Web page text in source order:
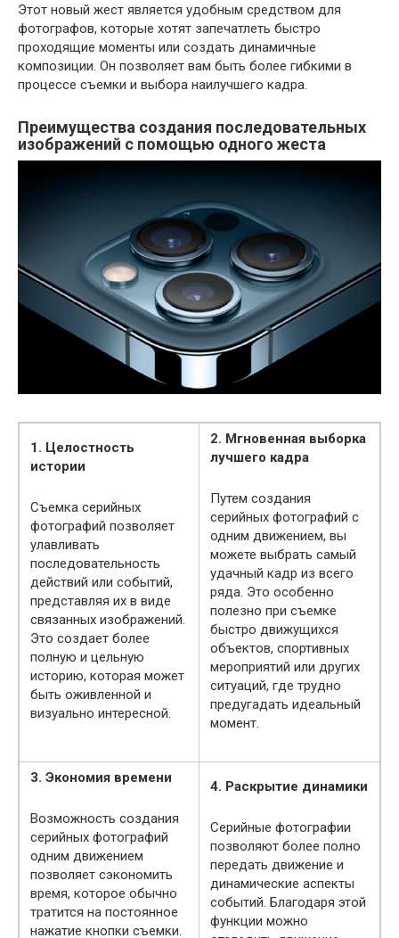
Этот новый жест является удобным средством для
фотографов, которые хотят запечатлеть быстро
проходящие моменты или создать динамичные
композиции. Он позволяет вам быть более гибкими в
процессе съемки и выбора наилучшего кадра.
Преимущества создания последовательных
изображений с помощью одного жеста
1. Целостность
истории
Съемка серийных
фотографий позволяет
улавливать
последовательность
действий или событий,
представляя их в виде
связанных изображений.
Это создает более
полную и цельную
историю, которая может
быть оживленной и
визуально интересной.
2. Мгновенная выборка
лучшего кадра
Путем создания
серийных фотографий с
одним движением, вы
можете выбрать самый
удачный кадр из всего
ряда. Это особенно
полезно при съемке
быстро движущихся
объектов, спортивных
мероприятий или других
ситуаций, где трудно
предугадать идеальный
момент.
3. Экономия времени
Возможность создания
серийных фотографий
одним движением
позволяет сэкономить
время, которое обычно
тратится на постоянное
нажатие кнопки съемки.
4. Раскрытие динамики
Серийные фотографии
позволяют более полно
передать движение и
динамические аспекты
событий. Благодаря этой
функции можно